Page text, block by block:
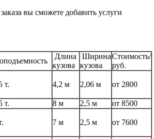
вы сможете добавить услуги
Длина
кузова
Ширина
кузова
Стоимость/
руб.
т. 4,2 м 2,06 м от 2800
т. 8 м 2,5 м
от 8500
7 м 2,5 м от 7600